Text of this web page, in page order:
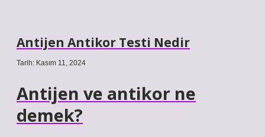
Antijen Antikor Testi Nedir
Tarih: Kasım 11, 2024
Antijen ve antikor ne
demek?